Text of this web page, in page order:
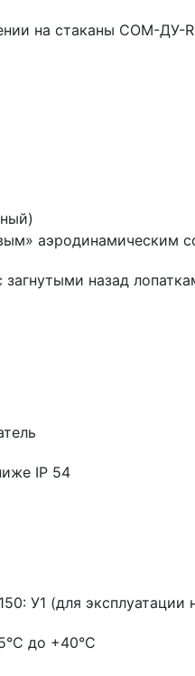
на стаканы СОМ-ДУ-
аэродинамическим
назад
IP 54
У1 (для эксплуатации
до +40°С